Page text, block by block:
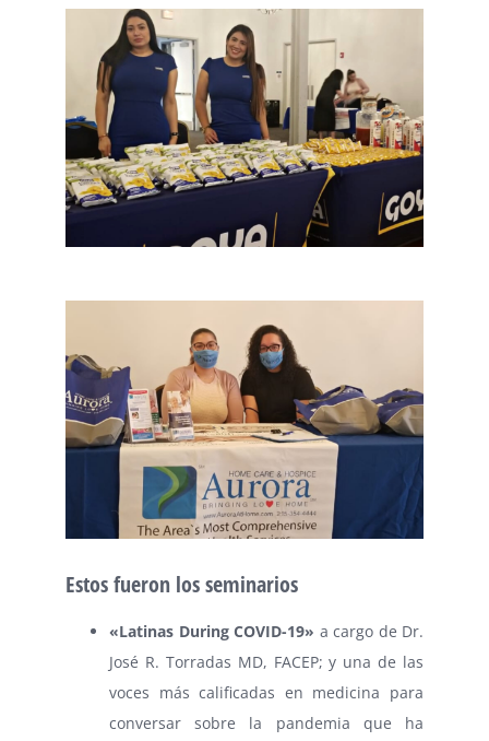
Estos fueron los seminarios
«Latinas During COVID-19» a cargo de Dr.
José R. Torradas MD, FACEP; y una de las
voces más calificadas en medicina para
conversar sobre la pandemia que ha